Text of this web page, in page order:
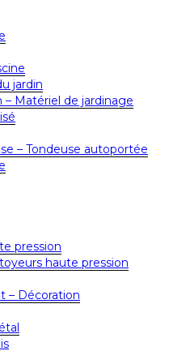
jardin
– Matériel de jardinage
– Tondeuse autoportée
pression
haute pression
– Décoration